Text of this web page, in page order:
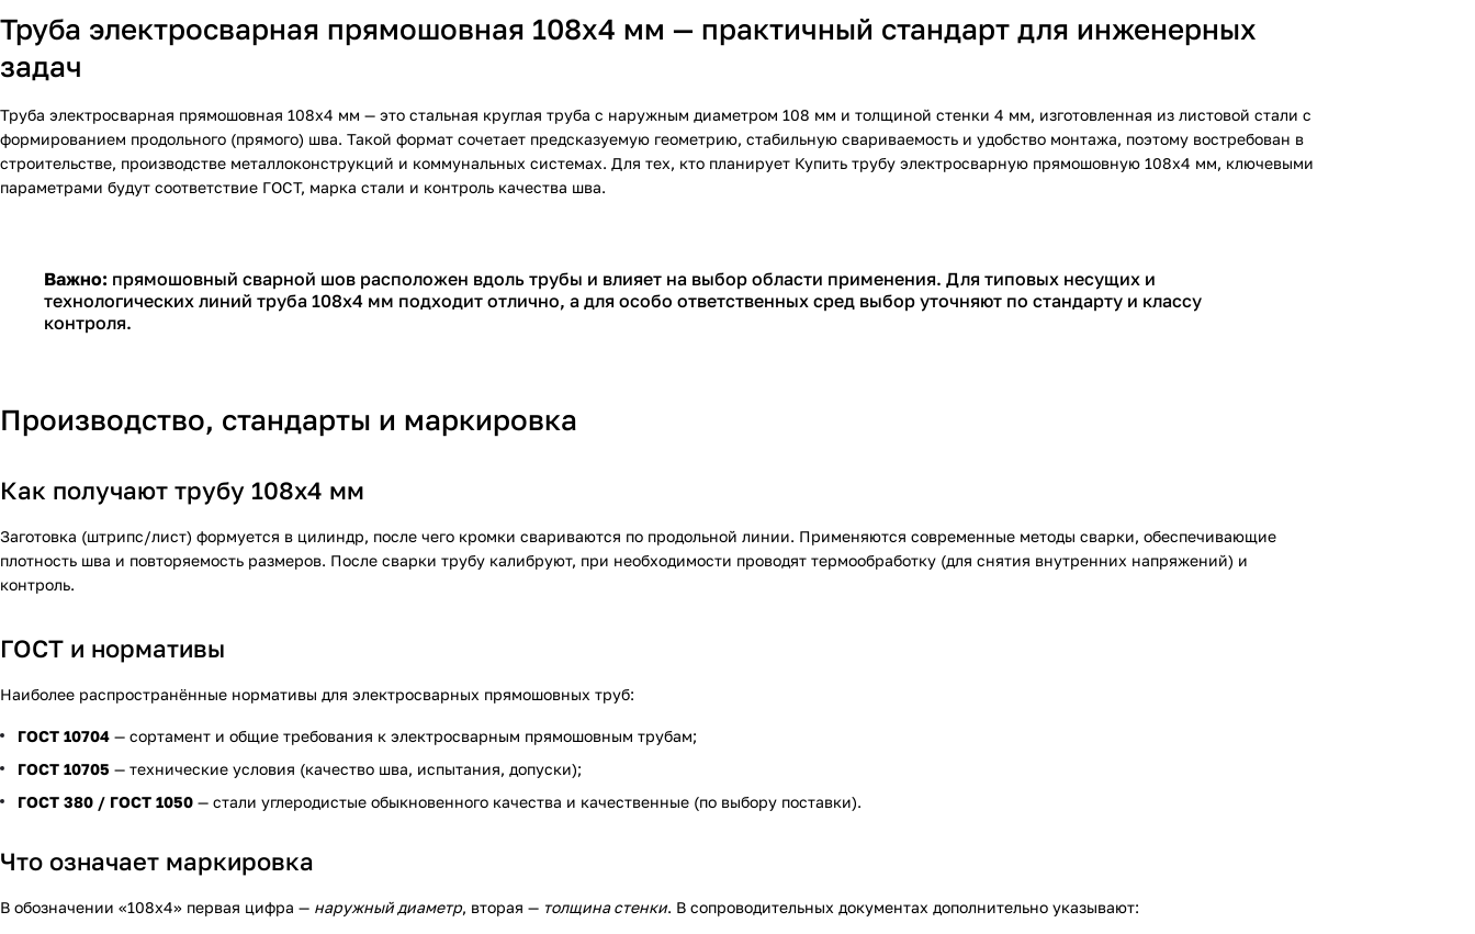
Труба электросварная прямошовная 108х4 мм — практичный стандарт для инженерных
задач
Труба электросварная прямошовная 108х4 мм — это стальная круглая труба с наружным диаметром 108 мм и толщиной стенки 4 мм, изготовленная из листовой стали с
формированием продольного (прямого) шва. Такой формат сочетает предсказуемую геометрию, стабильную свариваемость и удобство монтажа, поэтому востребован в
строительстве, производстве металлоконструкций и коммунальных системах. Для тех, кто планирует Купить трубу электросварную прямошовную 108х4 мм, ключевыми
параметрами будут соответствие ГОСТ, марка стали и контроль качества шва.
Важно: прямошовный сварной шов расположен вдоль трубы и влияет на выбор области применения. Для типовых несущих и
технологических линий труба 108х4 мм подходит отлично, а для особо ответственных сред выбор уточняют по стандарту и классу
контроля.
Производство, стандарты и маркировка
Как получают трубу 108х4 мм
Заготовка (штрипс/лист) формуется в цилиндр, после чего кромки свариваются по продольной линии. Применяются современные методы сварки, обеспечивающие
плотность шва и повторяемость размеров. После сварки трубу калибруют, при необходимости проводят термообработку (для снятия внутренних напряжений) и
контроль.
ГОСТ и нормативы
Наиболее распространённые нормативы для электросварных прямошовных труб:
ГОСТ 10704 — сортамент и общие требования к электросварным прямошовным трубам;
ГОСТ 10705 — технические условия (качество шва, испытания, допуски);
ГОСТ 380 / ГОСТ 1050 — стали углеродистые обыкновенного качества и качественные (по выбору поставки).
Что означает маркировка
В обозначении «108х4» первая цифра — наружный диаметр, вторая — толщина стенки. В сопроводительных документах дополнительно указывают: